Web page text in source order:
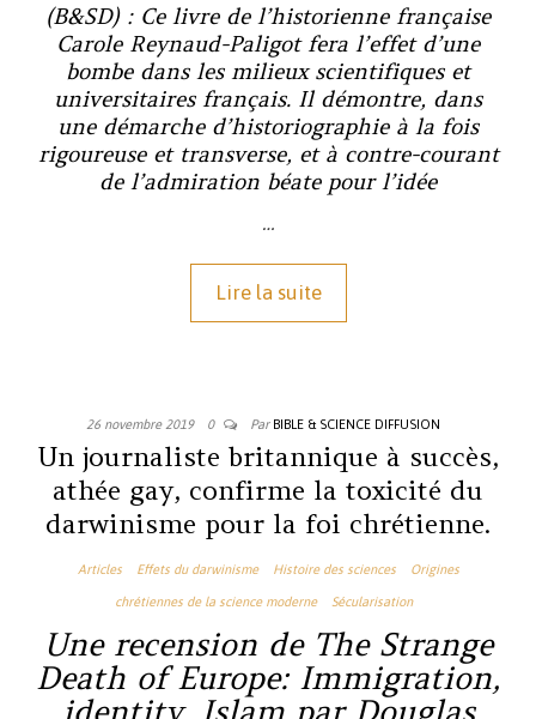
(B&SD) : Ce livre de l’historienne française
Carole Reynaud-Paligot fera l’effet d’une
bombe dans les milieux scientifiques et
universitaires français. Il démontre, dans
une démarche d’historiographie à la fois
rigoureuse et transverse, et à contre-courant
de l’admiration béate pour l’idée
…
Lire la suite
26 novembre 2019 0 Par BIBLE & SCIENCE DIFFUSION
Un journaliste britannique à succès,
athée gay, confirme la toxicité du
darwinisme pour la foi chrétienne.
Articles Effets du darwinisme Histoire des sciences Origines
chrétiennes de la science moderne Sécularisation
Une recension de The Strange
Death of Europe: Immigration,
identity, Islampar Douglas